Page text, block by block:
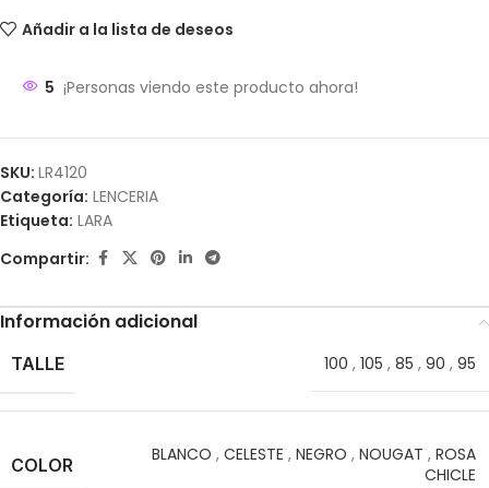
Añadir a la lista de deseos
5 ¡Personas viendo este producto ahora!
SKU: LR4120
Categoría: LENCERIA
Etiqueta: LARA
Compartir:
Información adicional
TALLE 100 , 105 , 85 , 90 , 95
COLOR BLANCO , CELESTE , NEGRO , NOUGAT , ROSA
CHICLE